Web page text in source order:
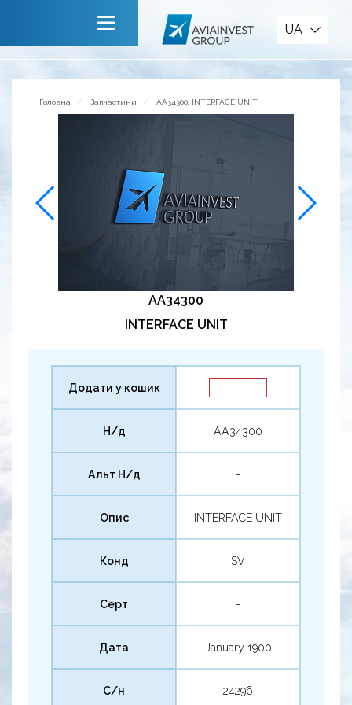
Зворотній зв’язок
UA
Головна Запчастини AA34300, INTERFACE UNIT
AA34300
INTERFACE UNIT
Додати у кошик
Н/д AA34300
Альт Н/д -
Опис INTERFACE UNIT
Конд SV
Серт -
Дата January 1900
С/н 24296